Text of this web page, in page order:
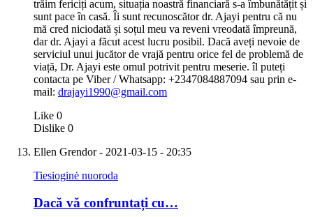
trăim fericiți acum, situația noastră financiară s-a îmbunătățit și
sunt pace în casă. Îi sunt recunoscător dr. Ajayi pentru că nu
mă cred niciodată și soțul meu va reveni vreodată împreună,
dar dr. Ajayi a făcut acest lucru posibil. Dacă aveți nevoie de
serviciul unui jucător de vrajă pentru orice fel de problemă de
viață, Dr. Ajayi este omul potrivit pentru meserie. îl puteți
contacta pe Viber / Whatsapp: +2347084887094 sau prin e-
mail: drajayi1990@gmail.com
Like 0
Dislike 0
Ellen Grendor- 2021-03-15 - 20:35
Tiesioginė nuoroda
Dacă vă confruntați cu…